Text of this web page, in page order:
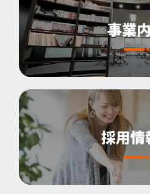
事業
採用情